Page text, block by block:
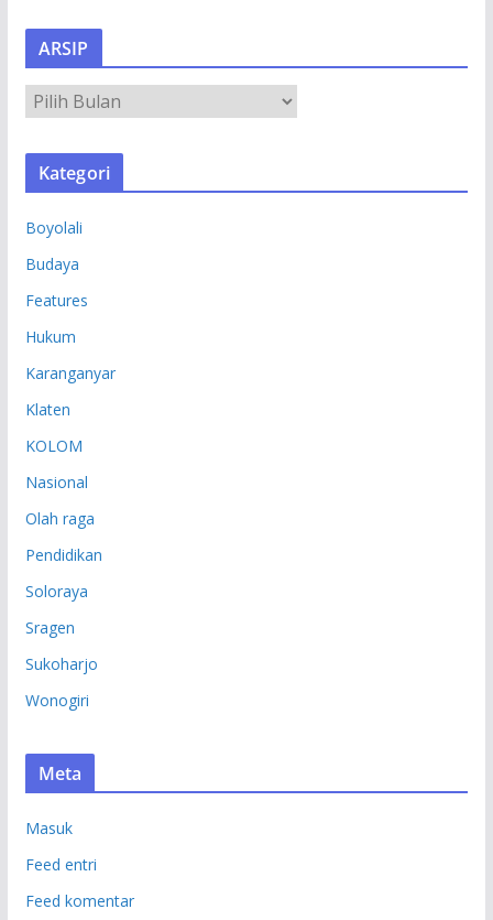
ARSIP
R
S
Kategori
Boyolali
Budaya
Features
Hukum
Karanganyar
Klaten
KOLOM
Nasional
Olah raga
Pendidikan
Soloraya
Sragen
Sukoharjo
Wonogiri
Meta
Masuk
Feed entri
Feed komentar